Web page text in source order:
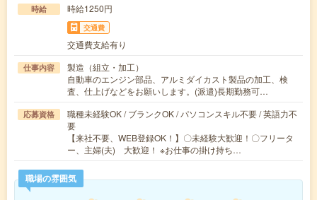
時給 時給1250円
交通費
交通費支給有り
仕事内容
製造（組立・加工）
自動車のエンジン部品、アルミダイカスト製品の加工、検
査、仕上げなどをお願いします。(派遣)長期勤務可…
応募資格
職種未経験OK / ブランクOK / パソコンスキル不要 / 英語力不
要
【来社不要、WEB登録OK！】〇未経験大歓迎！〇フリータ
ー、主婦(夫) 大歓迎！ ※お仕事の掛け持ち…
職場の雰囲気